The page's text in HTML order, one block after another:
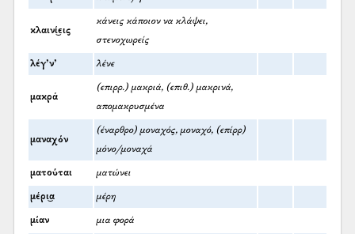
κλαινί͜εις
κάνεις κάποιον να κλάψει,
στενοχωρείς
λέγ’ν’ λένε
μακρά
(επιρρ.) μακριά, (επιθ.) μακρινά,
απομακρυσμένα
μαναχόν
(έναρθρο) μοναχός, μοναχό, (επίρρ)
μόνο/μοναχά
ματούται ματώνει
μέρι͜α μέρη
μίαν μια φορά